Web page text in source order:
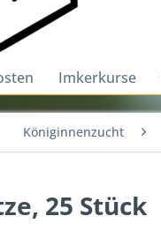
Imkerkurse
Königinnenzucht
25 Stück